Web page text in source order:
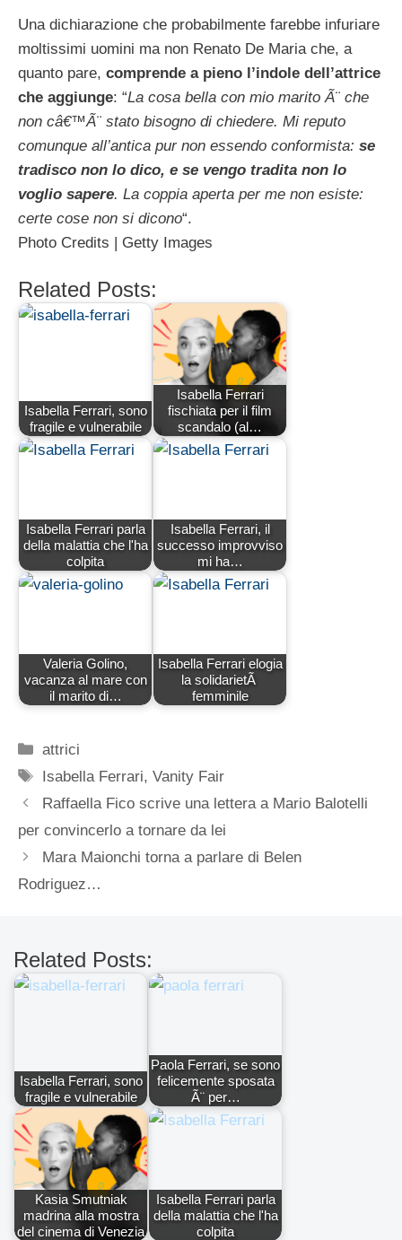
Una dichiarazione che probabilmente farebbe infuriare
moltissimi uomini ma non Renato De Maria che, a
quanto pare, comprende a pieno l’indole dell’attrice
che aggiunge: “La cosa bella con mio marito Ã¨ che
non câ€™Ã¨ stato bisogno di chiedere. Mi reputo
comunque all’antica pur non essendo conformista: se
tradisco non lo dico, e se vengo tradita non lo
voglio sapere. La coppia aperta per me non esiste:
certe cose non si dicono“.
Photo Credits | Getty Images
Related Posts:
Isabella Ferrari, sono
fragile e vulnerabile
Isabella Ferrari
fischiata per il film
scandalo (al…
Isabella Ferrari parla
della malattia che l'ha
colpita
Isabella Ferrari, il
successo improvviso
mi ha…
Valeria Golino,
vacanza al mare con
il marito di…
Isabella Ferrari elogia
la solidarietÃ
femminile
Categorie
attrici
Tag
Isabella Ferrari,Vanity Fair
Raffaella Fico scrive una lettera a Mario Balotelli
per convincerlo a tornare da lei
Mara Maionchi torna a parlare di Belen
Rodriguez…
Related Posts:
Isabella Ferrari, sono
fragile e vulnerabile
Paola Ferrari, se sono
felicemente sposata
Ã¨ per…
Kasia Smutniak
madrina alla mostra
del cinema di Venezia
Isabella Ferrari parla
della malattia che l'ha
colpita